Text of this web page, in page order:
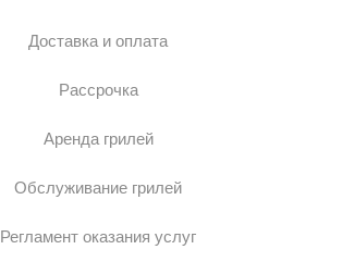
Доставка и оплата
Рассрочка
Аренда грилей
Обслуживание грилей
Регламент оказания услуг